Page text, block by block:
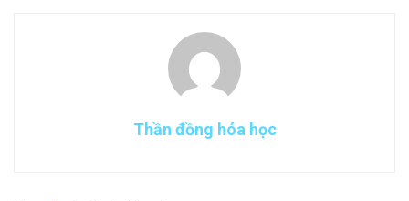
Thần đồng hóa học